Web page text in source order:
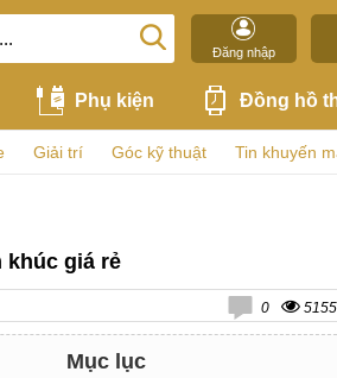
Đăng nhập
Phụ kiện Đồng hồ
Giải trí Góc kỹ thuật Tin khuyến
khúc giá rẻ
0 5155
Mục lục